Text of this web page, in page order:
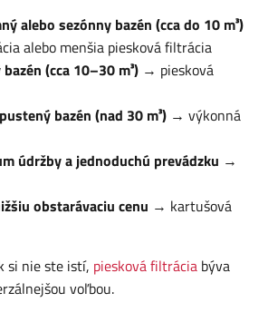
alebo sezónny bazén (cca do 10 m³)
alebo menšia piesková filtrácia
(cca 10–30 m³) → piesková
bazén (nad 30 m³) → výkonná
údržby a jednoduchú prevádzku →
obstarávaciu cenu → kartušová
si nie ste istí, piesková filtrácia býva
voľbou.